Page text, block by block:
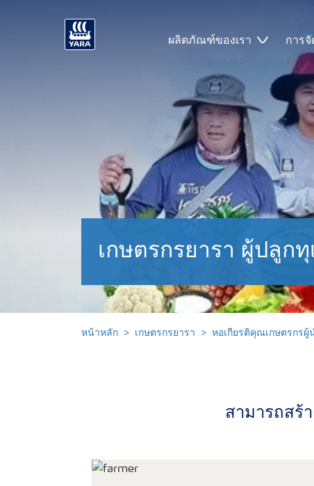
ผลิตภัณฑ์ของเรา การ
เกษตรกรยารา ผู้ปลูกทุ
หน้าหลัก เกษตรกรยารา หอเกียรติคุณเกษตรกรผู้
สามารถสร้